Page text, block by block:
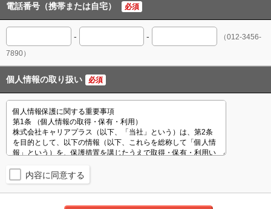
電話番号（携帯または自宅） 必須
- -
（012-3456-
7890）
個人情報の取り扱い 必須
内容に同意する